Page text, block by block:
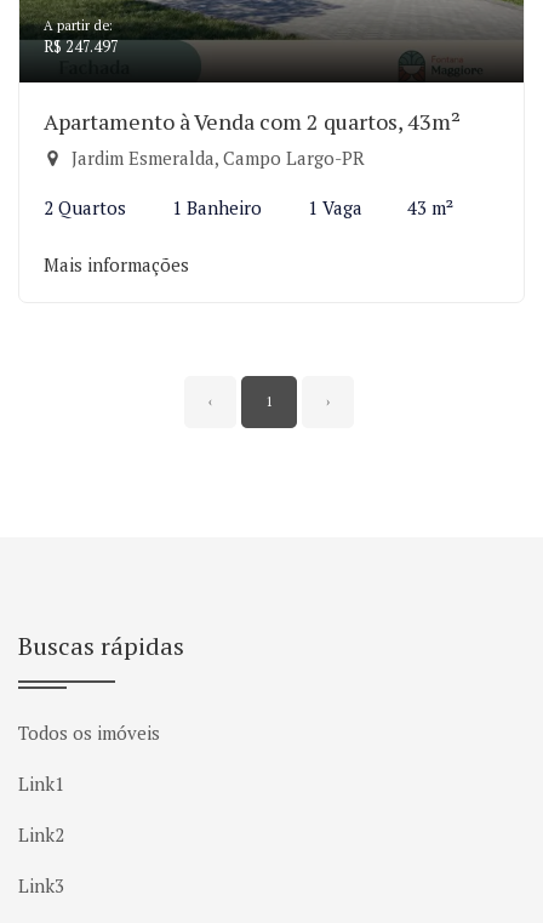
A partir de:
R$ 247.497
Apartamento à Venda com 2 quartos, 43m²
Jardim Esmeralda, Campo Largo-PR
2 Quartos 1 Banheiro 1 Vaga 43 m²
Mais informações
‹ 1 ›
Buscas rápidas
Todos os imóveis
Link1
Link2
Link3